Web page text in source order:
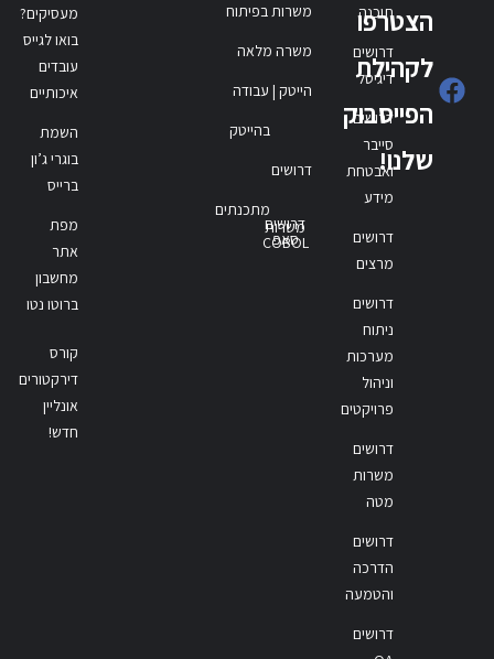
הצטרפו
לקהילת
הפייסבוק
שלנו!
תוכנה
דרושים
דיגיטל
דרושים
סייבר
ואבטחת
מידע
דרושים
מרצים
דרושים
ניתוח
מערכות
וניהול
פרויקטים
דרושים
משרות
מטה
דרושים
הדרכה
והטמעה
דרושים
משרות בפיתוח
משרה מלאה
הייטק | עבודה
בהייטק
דרושים
מתכנתים
דרושים
סאפ
משרות
COBOL
מעסיקים?
בואו לגייס
עובדים
איכותיים
השמת
בוגרי ג’ון
ברייס
מפת
אתר
מחשבון
ברוטו נטו
קורס
דירקטורים
אונליין
חדש!